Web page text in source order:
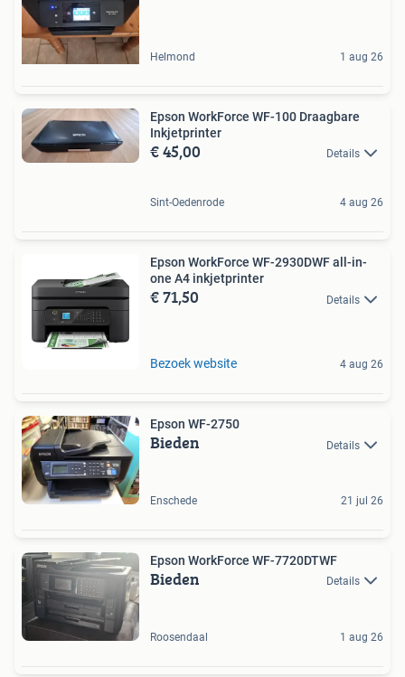
Helmond 1 aug 26
Epson WorkForce WF-100 Draagbare
Inkjetprinter
€ 45,00 Details
Sint-Oedenrode 4 aug 26
Epson WorkForce WF-2930DWF all-in-
one A4 inkjetprinter
€ 71,50 Details
Bezoek website 4 aug 26
Epson WF-2750
Bieden Details
Enschede 21 jul 26
Epson WorkForce WF-7720DTWF
Bieden Details
Roosendaal 1 aug 26